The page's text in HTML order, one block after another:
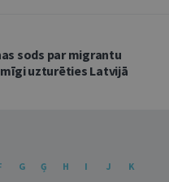
sods par migrantu
uzturēties Latvijā
G Ģ H I J
K